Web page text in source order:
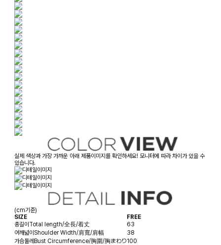
실제 색상과 가장 가까운 아래 제품이미지를 확인하세요! 모니터에 따라 차이가 있을 수
있습니다.
(cm기준)
SIZE
FREE
총길이Total length/全長/着丈
63
어깨넓이Shoulder Width/肩寬/肩幅
38
가슴둘레Bust Circumference/胸圍/胸まわり100